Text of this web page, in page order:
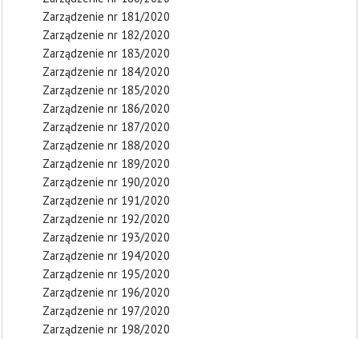
Zarządzenie nr 181/2020
Zarządzenie nr 182/2020
Zarządzenie nr 183/2020
Zarządzenie nr 184/2020
Zarządzenie nr 185/2020
Zarządzenie nr 186/2020
Zarządzenie nr 187/2020
Zarządzenie nr 188/2020
Zarządzenie nr 189/2020
Zarządzenie nr 190/2020
Zarządzenie nr 191/2020
Zarządzenie nr 192/2020
Zarządzenie nr 193/2020
Zarządzenie nr 194/2020
Zarządzenie nr 195/2020
Zarządzenie nr 196/2020
Zarządzenie nr 197/2020
Zarządzenie nr 198/2020